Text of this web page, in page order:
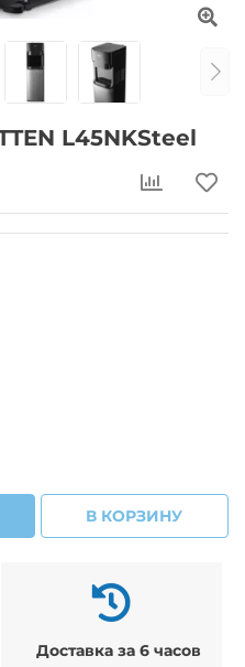
L45NKSteel
В КОРЗИНУ
Доставка за 6 часов